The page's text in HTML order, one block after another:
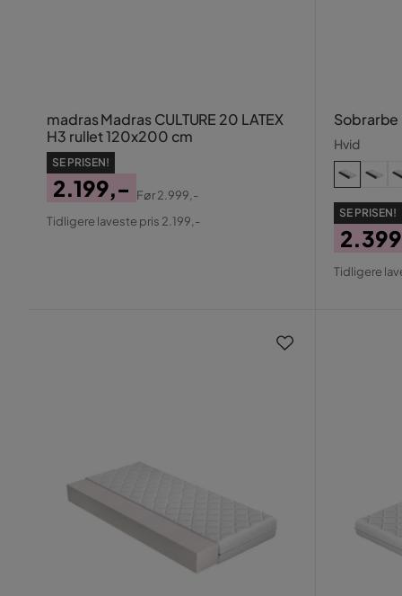
madras Madras CULTURE 20 LATEX
H3 rullet 120x200 cm
SE PRISEN!
Pris
2.199,-
Original
Før2.999,-
Tidligere laveste pris 2.199,-
Hvid
SE PRISEN!
Pris
Tidligere